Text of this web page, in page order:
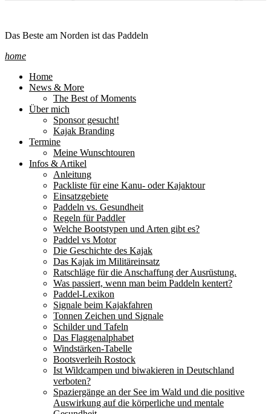
Das Beste am Norden ist das Paddeln
home
Home
News & More
The Best of Moments
Über mich
Sponsor gesucht!
Kajak Branding
Termine
Meine Wunschtouren
Infos & Artikel
Anleitung
Packliste für eine Kanu- oder Kajaktour
Einsatzgebiete
Paddeln vs. Gesundheit
Regeln für Paddler
Welche Bootstypen und Arten gibt es?
Paddel vs Motor
Die Geschichte des Kajak
Das Kajak im Militäreinsatz
Ratschläge für die Anschaffung der Ausrüstung.
Was passiert, wenn man beim Paddeln kentert?
Paddel-Lexikon
Signale beim Kajakfahren
Tonnen Zeichen und Signale
Schilder und Tafeln
Das Flaggenalphabet
Windstärken-Tabelle
Bootsverleih Rostock
Ist Wildcampen und biwakieren in Deutschland
verboten?
Spaziergänge an der See im Wald und die positive
Auswirkung auf die körperliche und mentale